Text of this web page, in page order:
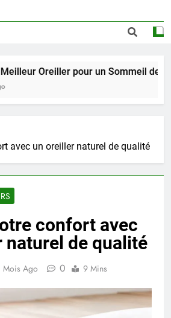
Oreiller pour un Sommeil de
avec un oreiller naturel de qualité
confort avec
naturel de qualité
Mois Ago 0 9 Mins